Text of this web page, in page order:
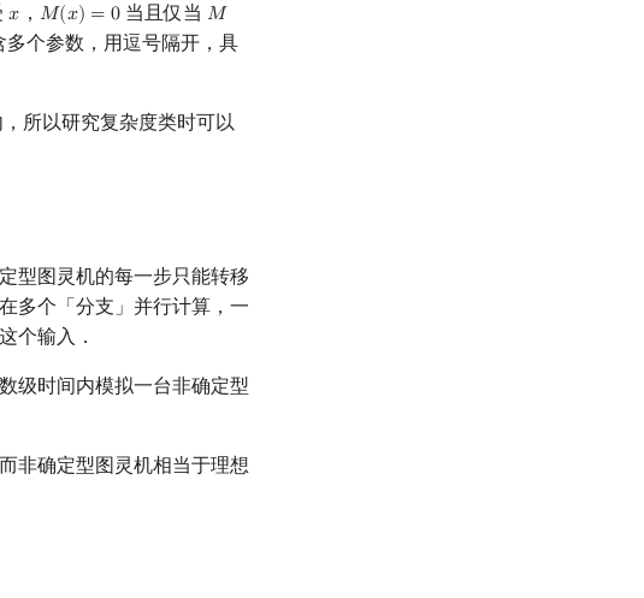
𝑥
x ， 𝑀(𝑥) = 0
M(x)= 0 当且仅当𝑀
M
个参数，用逗号隔开，具
所以研究复杂度类时可以
型图灵机的每一步只能转移
多个「分支」并行计算，一
个输入．
级时间内模拟一台非确定型
非确定型图灵机相当于理想